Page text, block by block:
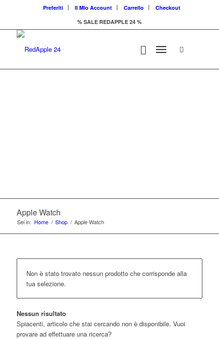
Preferiti Il Mio Account Carrello
Checkout
% SALE REDAPPLE 24 %
Apple Watch
Sei in: Home / Shop / Apple Watch
Non è stato trovato nessun prodotto che corrisponde alla
tua selezione.
Nessun risultato
Spiacenti, articolo che stai cercando non è disponibile. Vuoi
provare ad effettuare una ricerca?